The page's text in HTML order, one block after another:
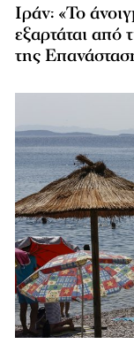
Ιράν: «Το
εξαρτάται από
της